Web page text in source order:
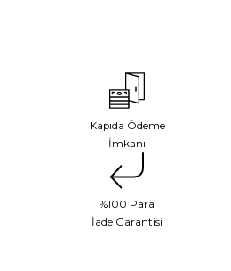
Kapıda Ödeme
İmkanı
%100 Para
İade Garantisi